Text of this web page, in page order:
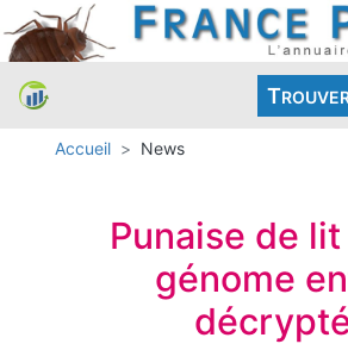
T
Accueil News
Punaise de lit
génome